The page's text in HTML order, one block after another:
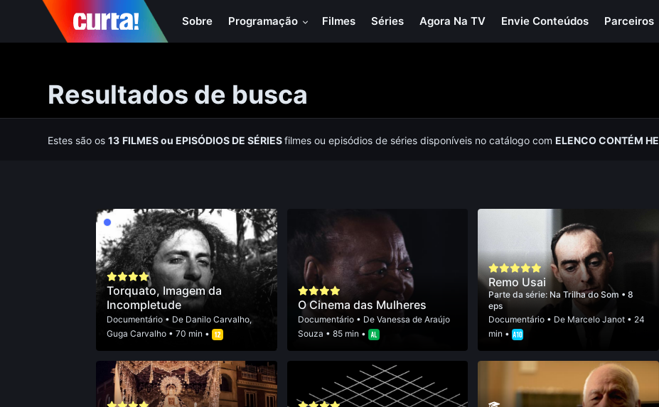
Sobre Programação Filmes Séries Agora Na TV Envie Conteúdos Parceiros
Resultados de busca
Estes são os13 FILMESou EPISÓDIOS DE SÉRIESfilmes ou episódios de séries disponíveis no catálogo comELENCO CONTÉM
Torquato, Imagem da
Incompletude
Documentário• De Danilo Carvalho,
Guga Carvalho• 70 min •
O Cinema das Mulheres
Documentário• De Vanessa de Araújo
Souza • 85 min •
Remo Usai
Parte da série: Na Trilha do Som • 8
eps
Documentário • De Marcelo Janot • 24
min •